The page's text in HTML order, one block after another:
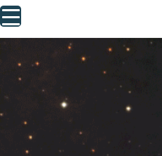
Skip
to
content